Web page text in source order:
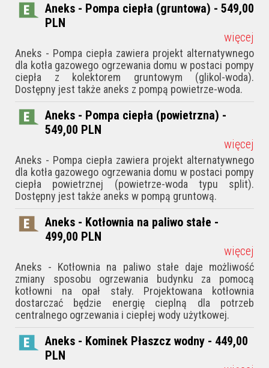
Aneks - Pompa ciepła (gruntowa) - 549,00
PLN
więcej
Aneks - Pompa ciepła zawiera projekt alternatywnego
dla kotła gazowego ogrzewania domu w postaci pompy
ciepła z kolektorem gruntowym (glikol-woda).
Dostępny jest także aneks z pompą powietrze-woda.
Aneks - Pompa ciepła (powietrzna) -
549,00 PLN
więcej
Aneks - Pompa ciepła zawiera projekt alternatywnego
dla kotła gazowego ogrzewania domu w postaci pompy
ciepła powietrznej (powietrze-woda typu split).
Dostępny jest także aneks w pompą gruntową.
Aneks - Kotłownia na paliwo stałe -
499,00 PLN
więcej
Aneks - Kotłownia na paliwo stałe daje możliwość
zmiany sposobu ogrzewania budynku za pomocą
kotłowni na opał stały. Projektowana kotłownia
dostarczać będzie energię cieplną dla potrzeb
centralnego ogrzewania i ciepłej wody użytkowej.
Aneks - Kominek Płaszcz wodny - 449,00
PLN